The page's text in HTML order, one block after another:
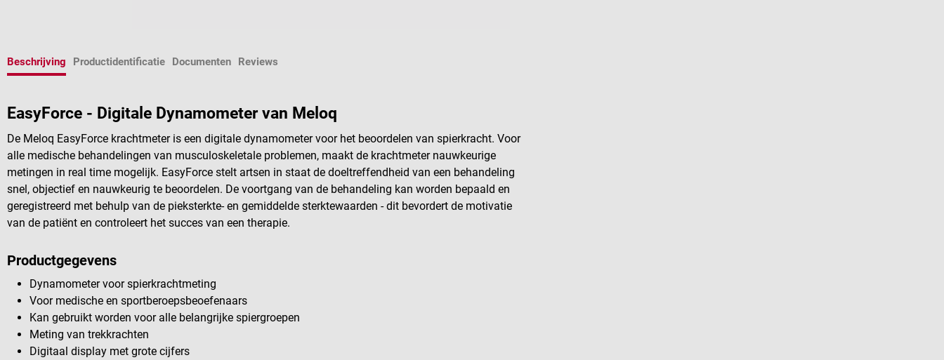
Beschrijving Productidentificatie Documenten Reviews
EasyForce - Digitale Dynamometer van Meloq
De Meloq EasyForce krachtmeter is een digitale dynamometer voor het beoordelen van spierkracht. Voor
alle medische behandelingen van musculoskeletale problemen, maakt de krachtmeter nauwkeurige
metingen in real time mogelijk. EasyForce stelt artsen in staat de doeltreffendheid van een behandeling
snel, objectief en nauwkeurig te beoordelen. De voortgang van de behandeling kan worden bepaald en
geregistreerd met behulp van de pieksterkte- en gemiddelde sterktewaarden - dit bevordert de motivatie
van de patiënt en controleert het succes van een therapie.
Productgegevens
Dynamometer voor spierkrachtmeting
Voor medische en sportberoepsbeoefenaars
Kan gebruikt worden voor alle belangrijke spiergroepen
Meting van trekkrachten
Digitaal display met grote cijfers